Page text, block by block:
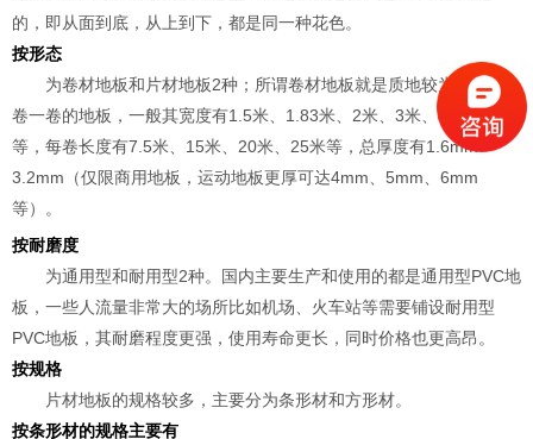
的，即从面到底，从上到下，都是同一种花色。
按形态
为卷材地板和片材地板2种；所谓卷材地板就是质地较为柔软的一
卷一卷的地板，一般其宽度有1.5米、1.83米、2米、3米、4米、5米
等，每卷长度有7.5米、15米、20米、25米等，总厚度有1.6mm-
3.2mm（仅限商用地板，运动地板更厚可达4mm、5mm、6mm
等）。
按耐磨度
为通用型和耐用型2种。国内主要生产和使用的都是通用型PVC地
板，一些人流量非常大的场所比如机场、火车站等需要铺设耐用型
PVC地板，其耐磨程度更强，使用寿命更长，同时价格也更高昂。
按规格
片材地板的规格较多，主要分为条形材和方形材。
按条形材的规格主要有